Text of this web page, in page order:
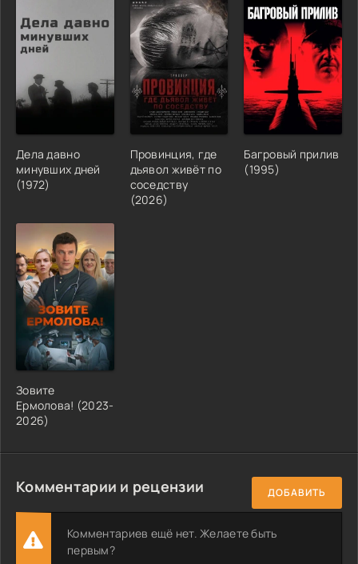
Дела давно
минувших дней
(1972)
Провинция, где
дьявол живёт по
соседству
(2026)
Багровый прилив
(1995)
Зовите
Ермолова! (2023-
2026)
Комментарии и рецензии ДОБАВИТЬ
Комментариев ещё нет. Желаете быть
первым?